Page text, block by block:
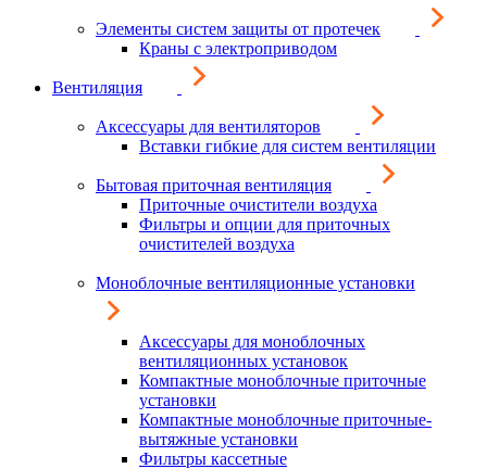
Элементы систем защиты от протечек
Краны с электроприводом
Вентиляция
Аксессуары для вентиляторов
Вставки гибкие для систем вентиляции
Бытовая приточная вентиляция
Приточные очистители воздуха
Фильтры и опции для приточных
очистителей воздуха
Моноблочные вентиляционные установки
Аксессуары для моноблочных
вентиляционных установок
Компактные моноблочные приточные
установки
Компактные моноблочные приточные-
вытяжные установки
Фильтры кассетные